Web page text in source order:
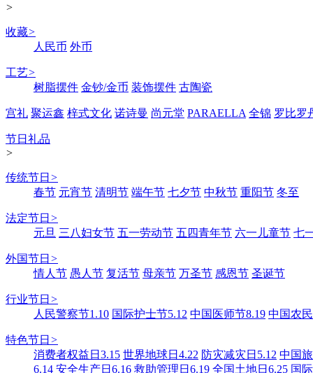
>
收藏>
人民币 外币
工艺>
树脂摆件 金钞/金币 装饰摆件 古陶瓷
宫礼 聚运鑫 梓式文化 诺诗曼 尚元堂 PARAELLA 全锦 罗比罗
节日礼品
>
传统节日 >
春节 元宵节 清明节 端午节 七夕节 中秋节 重阳节 冬至
法定节日 >
元旦 三八妇女节 五一劳动节 五四青年节 六一儿童节 七
外国节日 >
情人节 愚人节 复活节 母亲节 万圣节 感恩节 圣诞节
行业节日 >
人民警察节1.10 国际护士节5.12 中国医师节8.19 中国农
特色节日 >
消费者权益日3.15 世界地球日4.22 防灾减灾日5.12 中国
6.14 安全生产日6.16 救助管理日6.19 全国土地日6.25 国